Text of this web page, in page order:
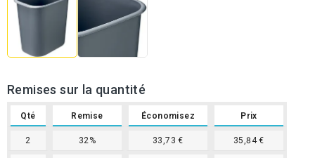
Remises sur la quantité
Qté Remise Économisez Prix
2 32% 33,73 € 35,84 €